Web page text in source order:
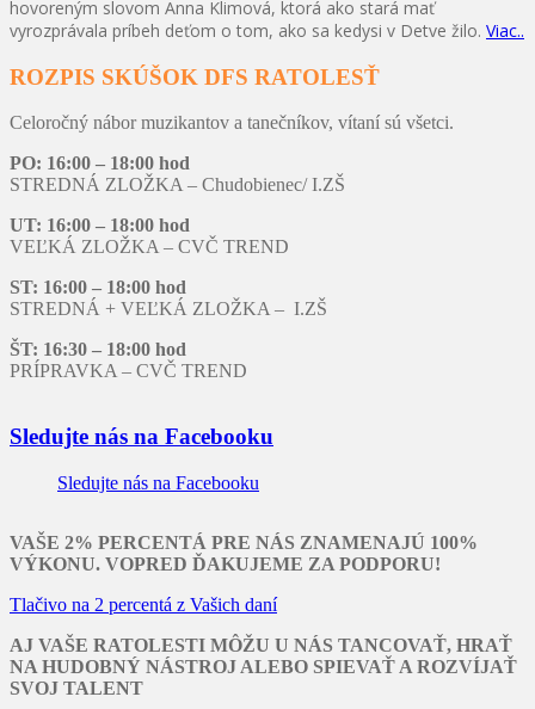
hovoreným slovom Anna Klimová, ktorá ako stará mať
vyrozprávala príbeh deťom o tom, ako sa kedysi v Detve žilo. Viac..
ROZPIS SKÚŠOK DFS RATOLESŤ
Celoročný nábor muzikantov a tanečníkov, vítaní sú všetci.
PO: 16:00 – 18:00 hod
STREDNÁ ZLOŽKA – Chudobienec/ I.ZŠ
UT: 16:00 – 18:00 hod
VEĽKÁ ZLOŽKA – CVČ TREND
ST: 16:00 – 18:00 hod
STREDNÁ + VEĽKÁ ZLOŽKA – I.ZŠ
ŠT: 16:30 – 18:00 hod
PRÍPRAVKA – CVČ TREND
Sledujte nás na Facebooku
Sledujte nás na Facebooku
VAŠE 2% PERCENTÁ PRE NÁS ZNAMENAJÚ 100%
VÝKONU. VOPRED ĎAKUJEME ZA PODPORU!
Tlačivo na 2 percentá z Vašich daní
AJ VAŠE RATOLESTI MÔŽU U NÁS TANCOVAŤ, HRAŤ
NA HUDOBNÝ NÁSTROJ ALEBO SPIEVAŤ A ROZVÍJAŤ
SVOJ TALENT